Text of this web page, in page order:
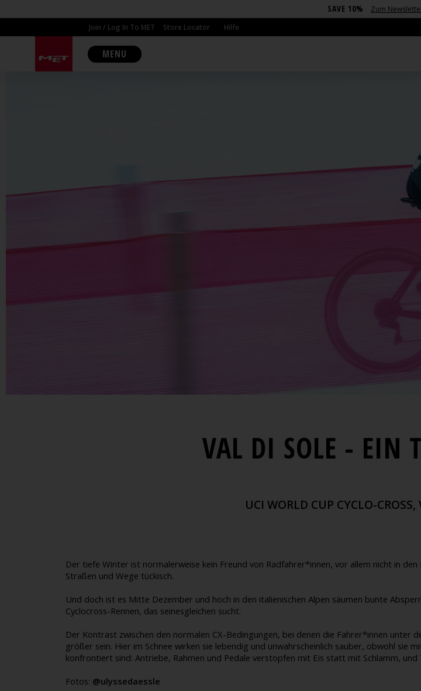
SAVE 10% Zum
MENU
Join / Log In To MET Store Locator Hilfe
VAL DI SOLE - EIN
UCI WORLD CUP CYCLO-
Der tiefe Winter ist normalerweise kein Freund von Radfahrer*innen, vor allem nicht in
Straßen und Wege tückisch.
Und doch ist es Mitte Dezember und hoch in den italienischen Alpen säumen bunte
Cyclocross-Rennen, das seinesgleichen sucht.
Der Kontrast zwischen den normalen CX-Bedingungen, bei denen die Fahrer*innen unter
größer sein. Hier im Schnee wirken sie lebendig und unwahrscheinlich sauber, obwohl sie
konfrontiert sind: Antriebe, Rahmen und Pedale verstopfen mit Eis statt mit Schlamm, und
Fotos: @ulyssedaessle